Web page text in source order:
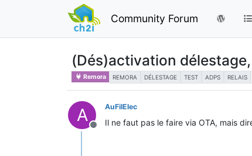
Community Forum
(Dés)activation
Remora REMORA DÉLESTAGE TEST ADPS RELAIS
A
Offline
AuFilElec
Il ne faut pas le faire via OTA, mais